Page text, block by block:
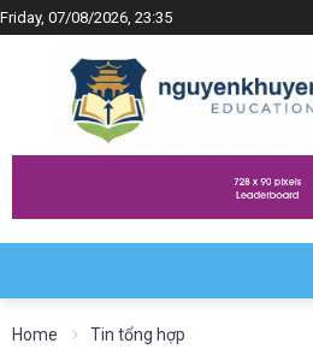
Friday, 07/08/2026, 23:35
Home Tin tổng hợp